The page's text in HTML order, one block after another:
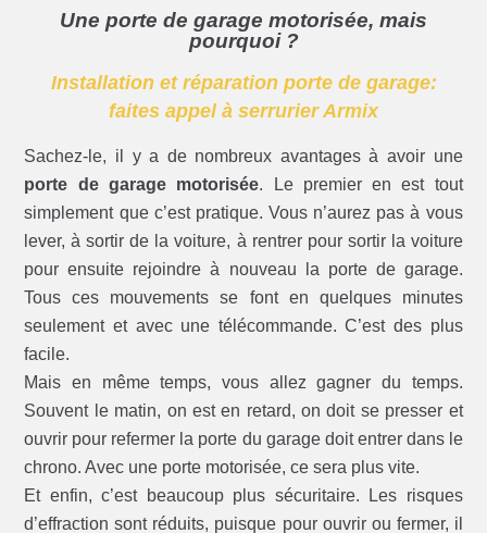
Une porte de garage motorisée, mais
pourquoi ?
Installation et réparation porte de garage:
faites appel à serrurier Armix
Sachez-le, il y a de nombreux avantages à avoir une
porte de garage motorisée. Le premier en est tout
simplement que c’est pratique. Vous n’aurez pas à vous
lever, à sortir de la voiture, à rentrer pour sortir la voiture
pour ensuite rejoindre à nouveau la porte de garage.
Tous ces mouvements se font en quelques minutes
seulement et avec une télécommande. C’est des plus
facile.
Mais en même temps, vous allez gagner du temps.
Souvent le matin, on est en retard, on doit se presser et
ouvrir pour refermer la porte du garage doit entrer dans le
chrono. Avec une porte motorisée, ce sera plus vite.
Et enfin, c’est beaucoup plus sécuritaire. Les risques
d’effraction sont réduits, puisque pour ouvrir ou fermer, il